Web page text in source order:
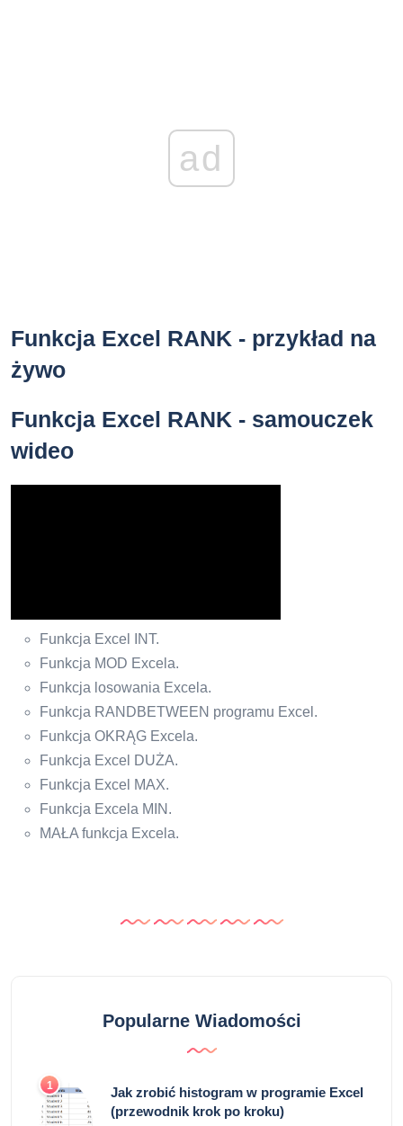
ad
Funkcja Excel RANK - przykład na
żywo
Funkcja Excel RANK - samouczek
wideo
Funkcja Excel INT.
Funkcja MOD Excela.
Funkcja losowania Excela.
Funkcja RANDBETWEEN programu Excel.
Funkcja OKRĄG Excela.
Funkcja Excel DUŻA.
Funkcja Excel MAX.
Funkcja Excela MIN.
MAŁA funkcja Excela.
Popularne Wiadomości
1
Jak zrobić histogram w programie Excel
(przewodnik krok po kroku)